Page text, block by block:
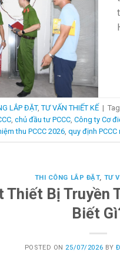
LẮP ĐẶT, TƯ VẤN THIẾT KẾ |
chủ đầu tư PCCC Công ty Cơ
thu PCCC 2026 quy định PCCC
THI CÔNG LẮP ĐẶT, TƯ
Bị Truyền
Biết
POSTED ON 25/07/2026 BY